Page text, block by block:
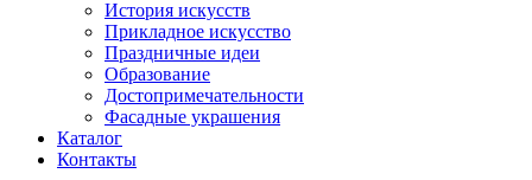
История искусств
Прикладное искусство
Праздничные идеи
Образование
Достопримечательности
Фасадные украшения
Каталог
Контакты